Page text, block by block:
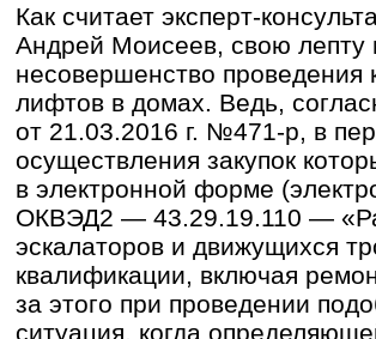
Как считает эксперт-
Андрей Моисеев, свою лепту
несовершенство проведения
лифтов в домах. Ведь,
от 21.03.2016 г. №471-р, в
осуществления закупок
в электронной форме
ОКВЭД2 — 43.29.19.110 —
эскалаторов и движущихся
квалификации, включая
за этого при проведении
ситуация, когда